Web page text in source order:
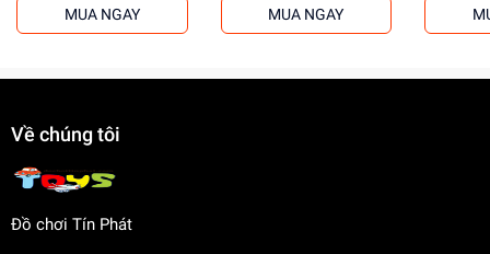
MUA NGAY MUA NGAY
Về chúng tôi
Đồ chơi Tín Phát